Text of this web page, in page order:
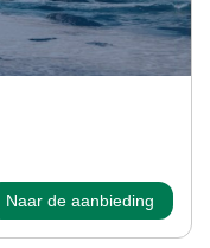
Naar de aanbieding